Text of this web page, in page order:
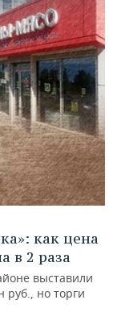
как цена
в 2 раза
выставили
но торги